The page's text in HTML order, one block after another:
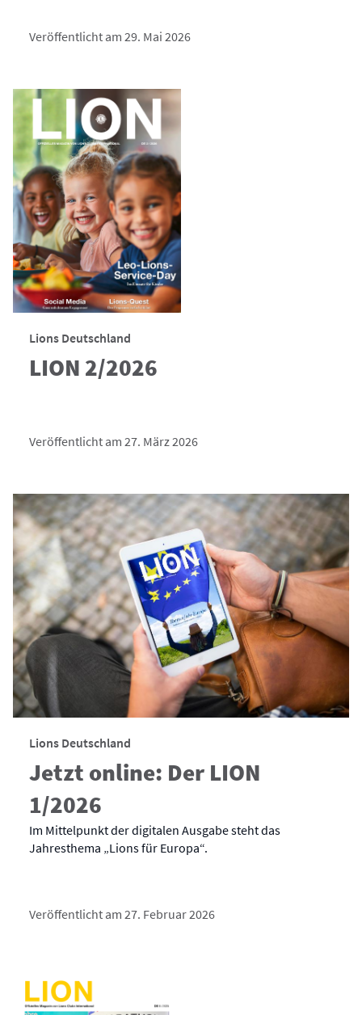
Veröffentlicht am 29. Mai 2026
Lions Deutschland
LION 2/2026
Veröffentlicht am 27. März 2026
Lions Deutschland
Jetzt online: Der LION
1/2026
Im Mittelpunkt der digitalen Ausgabe steht das
Jahresthema „Lions für Europa“.
Veröffentlicht am 27. Februar 2026